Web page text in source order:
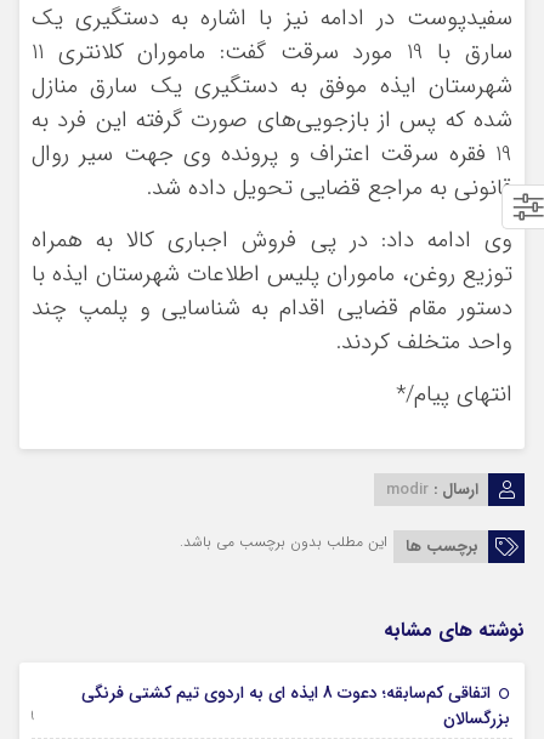
سفیدپوست در ادامه نیز با اشاره به دستگیری یک
سارق با 19 مورد سرقت گفت: ماموران کلانتری 11
شهرستان ایذه موفق به دستگیری یک سارق منازل
شده که پس از بازجویی‌های صورت گرفته این فرد به
19 فقره سرقت اعتراف و پرونده وی جهت سیر روال
قانونی به مراجع قضایی تحویل داده شد.
وی ادامه داد: در پی فروش اجباری کالا به همراه
توزیع روغن، ماموران پلیس اطلاعات شهرستان ایذه با
دستور مقام قضایی اقدام به شناسایی و پلمپ چند
واحد متخلف کردند.
انتهای پیام/*
ارسال : modir
برچسب ها این مطلب بدون برچسب می باشد.
نوشته های مشابه
اتفاقی کم‌سابقه؛ دعوت 8 ایذه ای به اردوی تیم کشتی فرنگی
بزرگسالان
09 جولای 2026